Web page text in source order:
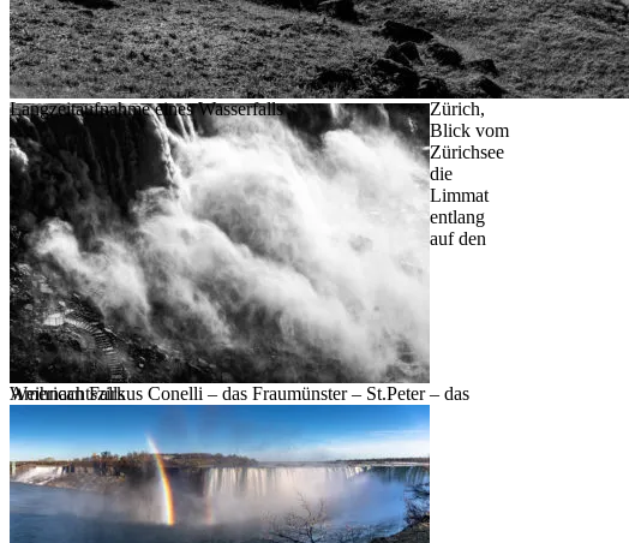
Langzeitaufnahme eines Wasserfalls
American Falls
Zürich,
Blick vom
Zürichsee
die
Limmat
entlang
auf den
Weihnachtszirkus Conelli – das Fraumünster – St.Peter – das